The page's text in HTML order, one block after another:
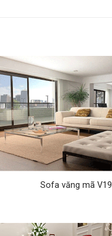
Sofa văng mã V19